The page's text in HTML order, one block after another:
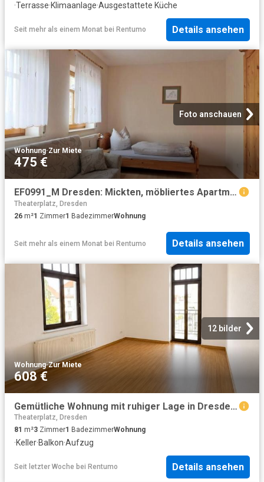
·Terrasse·Klimaanlage·Ausgestattete Küche
Seit mehr als einem Monat bei Rentumo Details ansehen
Foto anschauen
Wohnung·Zur Miete
475 €
EF0991_M Dresden: Mickten, möbliertes Apartment mit Dusche nahe der Elbe, an Wochenendheimfahrer
Theaterplatz, Dresden
26 m²1 Zimmer1 BadezimmerWohnung
Seit mehr als einem Monat bei Rentumo Details ansehen
12 bilder
Wohnung·Zur Miete
608 €
Gemütliche Wohnung mit ruhiger Lage in Dresden Naußlitz
Theaterplatz, Dresden
81 m²3 Zimmer1 BadezimmerWohnung
·Keller·Balkon·Aufzug
Seit letzter Woche bei Rentumo Details ansehen